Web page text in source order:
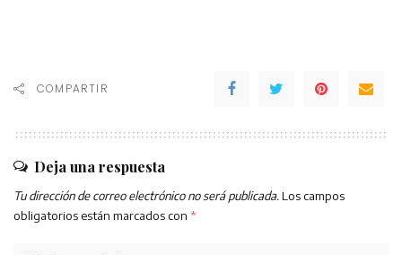
COMPARTIR
Deja una respuesta
Tu dirección de correo electrónico no será publicada. Los campos
obligatorios están marcados con *